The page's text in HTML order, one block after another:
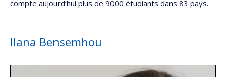
compte aujourd’hui plus de 9000 étudiants dans 83 pays.
Ilana Bensemhou